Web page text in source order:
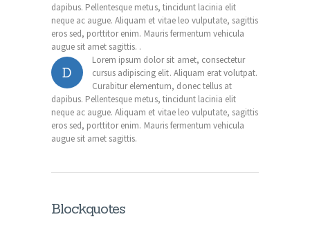
dapibus. Pellentesque metus, tincidunt lacinia elit
neque ac augue. Aliquam et vitae leo vulputate, sagittis
eros sed, porttitor enim. Mauris fermentum vehicula
augue sit amet sagittis. .
D
Lorem ipsum dolor sit amet, consectetur
cursus adipiscing elit. Aliquam erat volutpat.
Curabitur elementum, donec tellus at
dapibus. Pellentesque metus, tincidunt lacinia elit
neque ac augue. Aliquam et vitae leo vulputate, sagittis
eros sed, porttitor enim. Mauris fermentum vehicula
augue sit amet sagittis.
Blockquotes